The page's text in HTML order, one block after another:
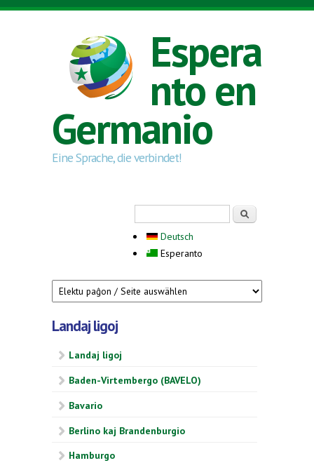
Skip to main content
Espera
nto en
Germanio
Eine Sprache, die verbindet!
Deutsch
Esperanto
Landaj ligoj
Landaj ligoj
Baden-Virtembergo (BAVELO)
Bavario
Berlino kaj Brandenburgio
Hamburgo